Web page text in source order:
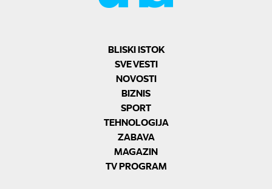
BLISKI ISTOK
SVE VESTI
NOVOSTI
BIZNIS
SPORT
TEHNOLOGIJA
ZABAVA
MAGAZIN
TV PROGRAM